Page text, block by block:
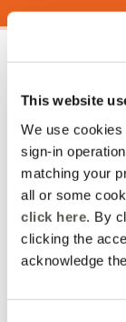
This website
We use
sign-in
matching your
all or some
click here. By
clicking the
acknowledge
SALDI
Sono arrivati i
Primavera-
online!
ACQUISTA